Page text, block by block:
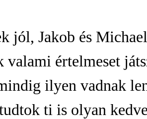
jól, Jakob és
valami értelmeset
ilyen vadnak
ti is olyan